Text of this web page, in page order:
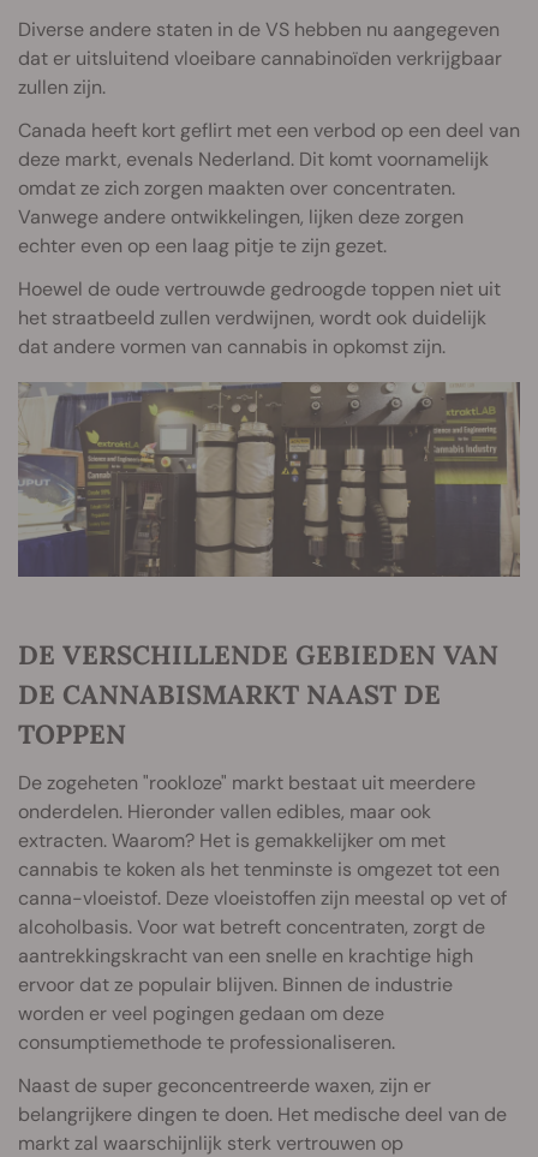
Diverse andere staten in de VS hebben nu aangegeven
dat er uitsluitend vloeibare cannabinoïden verkrijgbaar
zullen zijn.
Canada heeft kort geflirt met een verbod op een deel van
deze markt, evenals Nederland. Dit komt voornamelijk
omdat ze zich zorgen maakten over concentraten.
Vanwege andere ontwikkelingen, lijken deze zorgen
echter even op een laag pitje te zijn gezet.
Hoewel de oude vertrouwde gedroogde toppen niet uit
het straatbeeld zullen verdwijnen, wordt ook duidelijk
dat andere vormen van cannabis in opkomst zijn.
DE VERSCHILLENDE GEBIEDEN VAN
DE CANNABISMARKT NAAST DE
TOPPEN
De zogeheten "rookloze" markt bestaat uit meerdere
onderdelen. Hieronder vallen edibles, maar ook
extracten. Waarom? Het is gemakkelijker om met
cannabis te koken als het tenminste is omgezet tot een
canna-vloeistof. Deze vloeistoffen zijn meestal op vet of
alcoholbasis. Voor wat betreft concentraten, zorgt de
aantrekkingskracht van een snelle en krachtige high
ervoor dat ze populair blijven. Binnen de industrie
worden er veel pogingen gedaan om deze
consumptiemethode te professionaliseren.
Naast de super geconcentreerde waxen, zijn er
belangrijkere dingen te doen. Het medische deel van de
markt zal waarschijnlijk sterk vertrouwen op